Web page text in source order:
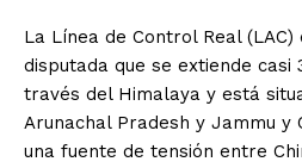
La Línea de Control Real
disputada que se extiende casi
través del Himalaya y está
Arunachal Pradesh y Jammu y
una fuente de tensión entre